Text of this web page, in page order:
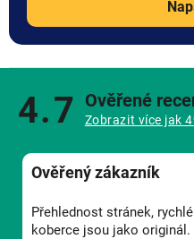
4.7 Ověřené
Zobrazit více jak
Ověřený zákazník
Přehlednost stránek,
koberce jsou jako originál.